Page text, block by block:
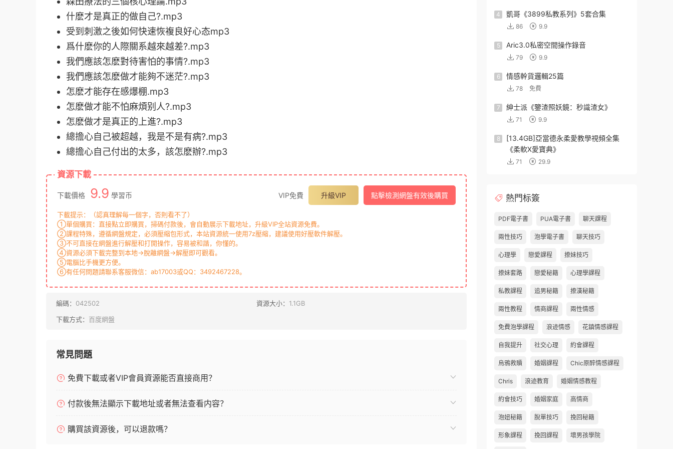
什麽才是真正的做自己?.mp3
受到刺激之後如何快速恢複良好心态mp3
爲什麽你的人際關系越來越差?.mp3
我們應該怎麽對待害怕的事情?.mp3
我們應該怎麽做才能夠不迷茫?.mp3
怎麽才能存在感爆棚.mp3
怎麽做才能不怕麻煩别人?.mp3
怎麽做才是真正的上進?.mp3
總擔心自己被超越，我是不是有病?.mp3
總擔心自己付出的太多，該怎麽辦?.mp3
資源下載
下載價格 9.9 學習币 VIP免費 升級VIP 點擊檢測網盤有效後購買
下載提示：（認真理解每一個字，否則看不了）
①單個購買：直接點立即購買，掃碼付款後，會自動展示下載地址，升級VIP全站資源免費。
②課程特殊，遵循網盤規定，必須壓縮包形式，本站資源統一使用7z壓縮，建議使用好壓軟件解壓。
③不可直接在網盤進行解壓和打開操作，容易被和諧，你懂的。
④資源必須下載完整到本地→脫離網盤→解壓即可觀看。
⑤電腦比手機更方便。
⑥有任何問題請聯系客服微信：ab17003或QQ：3492467228。
編碼： 042502 資源大小： 1.1GB
下載方式： 百度網盤
常見問題
免費下載或者VIP會員資源能否直接商用？
付款後無法顯示下載地址或者無法查看内容？
購買該資源後，可以退款嗎？
4 凱哥《3899私教系列》5套合集
86 9.9
5 Aric3.0私密空間操作錄音
79 9.9
6 情感幹貨邏輯25篇
78 免費
7 紳士派《鑒渣照妖鏡：秒識渣女》
71 9.9
8
[13.4GB]亞當德永柔愛教學視頻全集
《柔軟X愛寶典》
71 29.9
熱門标簽
PDF電子書 PUA電子書 聊天課程
兩性技巧 泡學電子書 聊天技巧
心理學 戀愛課程 撩妹技巧
撩妹套路 戀愛秘籍 心理學課程
私教課程 追男秘籍 撩漢秘籍
兩性教程 情商課程 兩性情感
免費泡學課程 浪迹情感 花鎮情感課程
自我提升 社交心理 約會課程
烏鴉救贖 婚姻課程 Chic原醉情感課程
Chris 浪迹教育 婚姻情感教程
約會技巧 婚姻家庭 高情商
泡妞秘籍 脫單技巧 挽回秘籍
形象課程 挽回課程 壞男孩學院